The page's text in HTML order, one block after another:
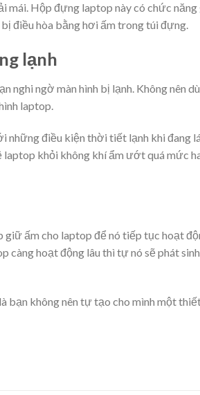
mái. Hộp đựng laptop này có chức
điều hòa bằng hơi ấm trong túi đựng.
lạnh
nghi ngờ màn hình bị lạnh. Không nên
laptop.
những điều kiện thời tiết lạnh khi đang
laptop khỏi không khí ẩm ướt quá mức
giữ ấm cho laptop để nó tiếp tục hoạt
càng hoạt động lâu thì tự nó sẽ phát
là bạn không nên tự tạo cho mình một